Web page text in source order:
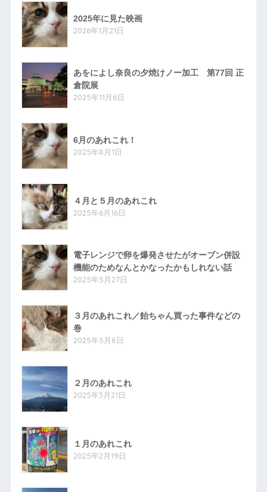
2025年に見た映画
2026年1月21日
あをによし奈良の夕焼けノー加工 第77回 正
倉院展
2025年11月6日
6月のあれこれ！
2025年8月1日
４月と５月のあれこれ
2025年6月16日
電子レンジで卵を爆発させたがオーブン併設
機能のためなんとかなったかもしれない話
2025年5月27日
３月のあれこれ／飴ちゃん買った事件などの
巻
2025年5月8日
２月のあれこれ
2025年3月21日
１月のあれこれ
2025年2月19日